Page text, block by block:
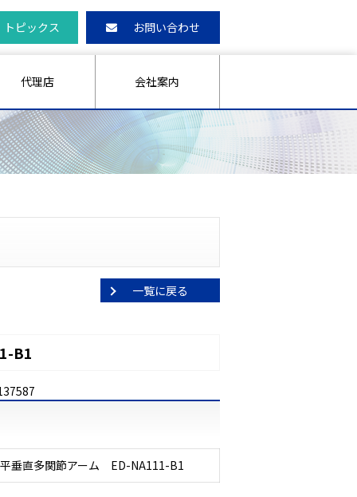
トピックス お問い合わせ
代理店 会社案内
一覧に戻る
B1
垂直多関節アーム ED-NA111-B1